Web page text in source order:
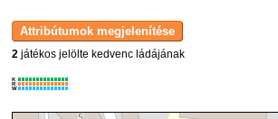
2 játékos jelölte kedvenc ládájának
K
R
W